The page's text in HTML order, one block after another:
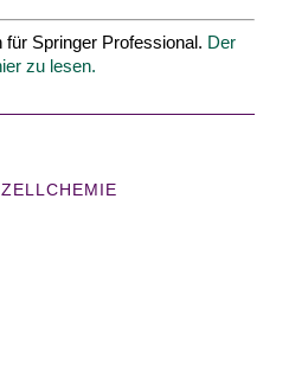
Springer Profes­sional. Der
zu lesen.
ZELLCHEMIE